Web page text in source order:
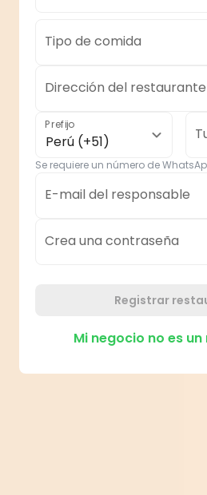
Tipo de comida
Dirección del restaurante
Prefijo
Perú (+51)
Se requiere un número de
E-mail del responsable
Crea una contraseña
Registrar
Mi negocio no es